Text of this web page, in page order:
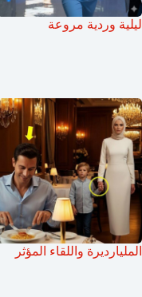
ليلية وردية مروعة
المليارديرة واللقاء المؤثر